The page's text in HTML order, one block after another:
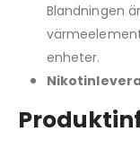
Blandningen
enheter.